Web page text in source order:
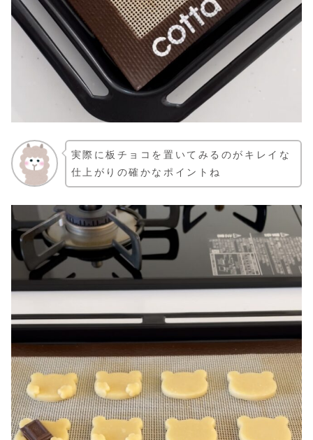
実際に板チョコを置いてみるのがキレイな
仕上がりの確かなポイントね